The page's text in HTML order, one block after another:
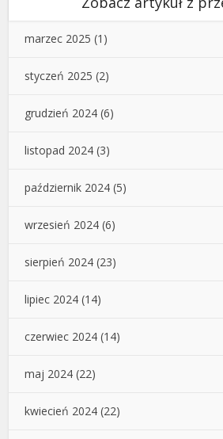
marzec 2025 (1)
styczeń 2025 (2)
grudzień 2024 (6)
listopad 2024 (3)
październik 2024 (5)
wrzesień 2024 (6)
sierpień 2024 (23)
lipiec 2024 (14)
czerwiec 2024 (14)
maj 2024 (22)
kwiecień 2024 (22)